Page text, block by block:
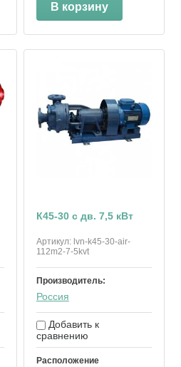
В корзину
К45-30 с дв. 7,5 кВт
Артикул:lvn-k45-30-air-
112m2-7-5kvt
Производитель:
Россия
Добавить к
сравнению
Расположение